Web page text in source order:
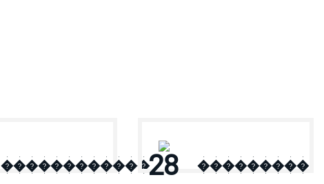
������������28 ���������